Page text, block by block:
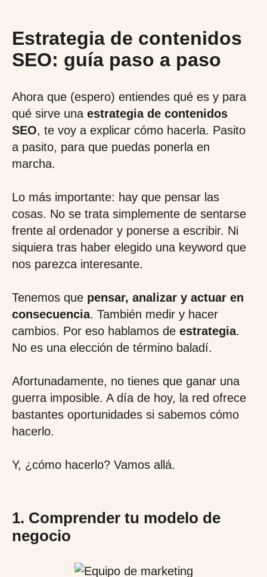
Estrategia de contenidos
SEO: guía paso a paso
Ahora que (espero) entiendes qué es y para
qué sirve una estrategia de contenidos
SEO, te voy a explicar cómo hacerla. Pasito
a pasito, para que puedas ponerla en
marcha.
Lo más importante: hay que pensar las
cosas. No se trata simplemente de sentarse
frente al ordenador y ponerse a escribir. Ni
siquiera tras haber elegido una keyword que
nos parezca interesante.
Tenemos que pensar, analizar y actuar en
consecuencia. También medir y hacer
cambios. Por eso hablamos de estrategia.
No es una elección de término baladí.
Afortunadamente, no tienes que ganar una
guerra imposible. A día de hoy, la red ofrece
bastantes oportunidades si sabemos cómo
hacerlo.
Y, ¿cómo hacerlo? Vamos allá.
1. Comprender tu modelo de
negocio